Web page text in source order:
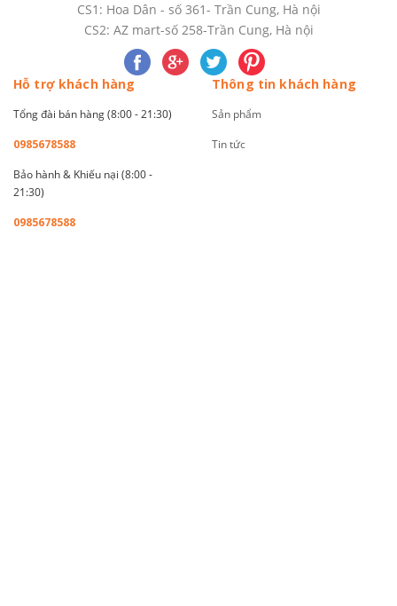
CS1: Hoa Dân - số 361- Trần Cung, Hà nội
CS2: AZ mart-số 258-Trần Cung, Hà nội
Hỗ trợ khách hàng
Tổng đài bán hàng (8:00 - 21:30)
0985678588
Bảo hành & Khiếu nại (8:00 -
21:30)
0985678588
Thông tin khách hàng
Sản phẩm
Tin tức